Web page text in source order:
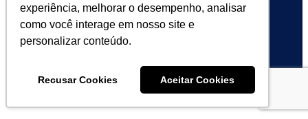
experiência, melhorar o desempenho, analisar
como você interage em nosso site e
personalizar conteúdo.
Recusar Cookies Aceitar Cookies
2026 © Sociedade Brasileira de Oncologia Clínica (SBOC)